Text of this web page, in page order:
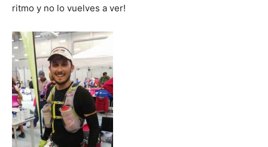
ritmo y no lo vuelves a ver!